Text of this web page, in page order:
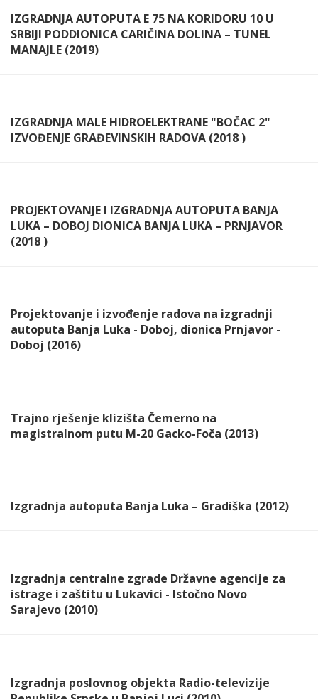
IZGRADNJA AUTOPUTA E 75 NA KORIDORU 10 U
SRBIJI PODDIONICA CARIČINA DOLINA – TUNEL
MANAJLE (2019)
IZGRADNJA MALE HIDROELEKTRANE "BOČAC 2"
IZVOĐENJE GRAĐEVINSKIH RADOVA (2018 )
PROJEKTOVANJE I IZGRADNJA AUTOPUTA BANJA
LUKA – DOBOJ DIONICA BANJA LUKA – PRNJAVOR
(2018 )
Projektovanje i izvođenje radova na izgradnji
autoputa Banja Luka - Doboj, dionica Prnjavor -
Doboj (2016)
Trajno rješenje klizišta Čemerno na
magistralnom putu M-20 Gacko-Foča (2013)
Izgradnja autoputa Banja Luka – Gradiška (2012)
Izgradnja centralne zgrade Državne agencije za
istrage i zaštitu u Lukavici - Istočno Novo
Sarajevo (2010)
Izgradnja poslovnog objekta Radio-televizije